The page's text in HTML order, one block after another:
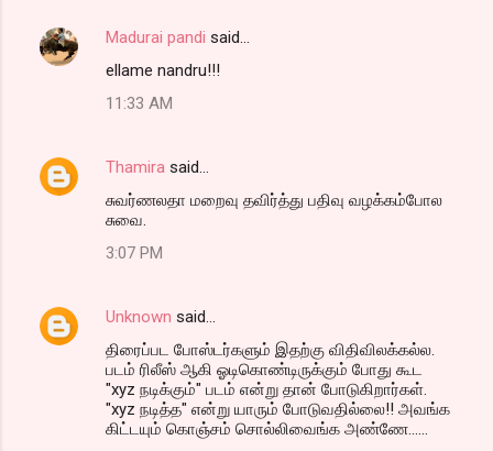
Madurai pandi said…
ellame nandru!!!
11:33 AM
Thamira said…
சுவர்ணலதா மறைவு தவிர்த்து பதிவு வழக்கம்போல
சுவை.
3:07 PM
Unknown said…
திரைப்பட போஸ்டர்களும் இதற்கு விதிவிலக்கல்ல.
படம் ரிலீஸ் ஆகி ஓடிகொண்டிருக்கும் போது கூட
"xyz நடிக்கும்" படம் என்று தான் போடுகிறார்கள்.
"xyz நடித்த" என்று யாரும் போடுவதில்லை!! அவங்க
கிட்டயும் கொஞ்சம் சொல்லிவைங்க அண்ணே......